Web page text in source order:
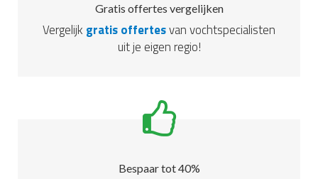
Gratis offertes vergelijken
Vergelijk gratis offertesvan vochtspecialisten
uit je eigen regio!
Bespaar tot 40%